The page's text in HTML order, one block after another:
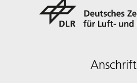
Anschrift